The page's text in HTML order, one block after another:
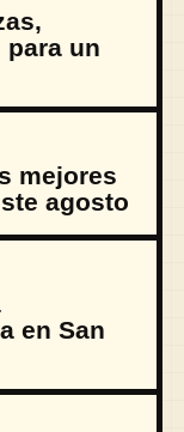
un
mejores
agosto
en San